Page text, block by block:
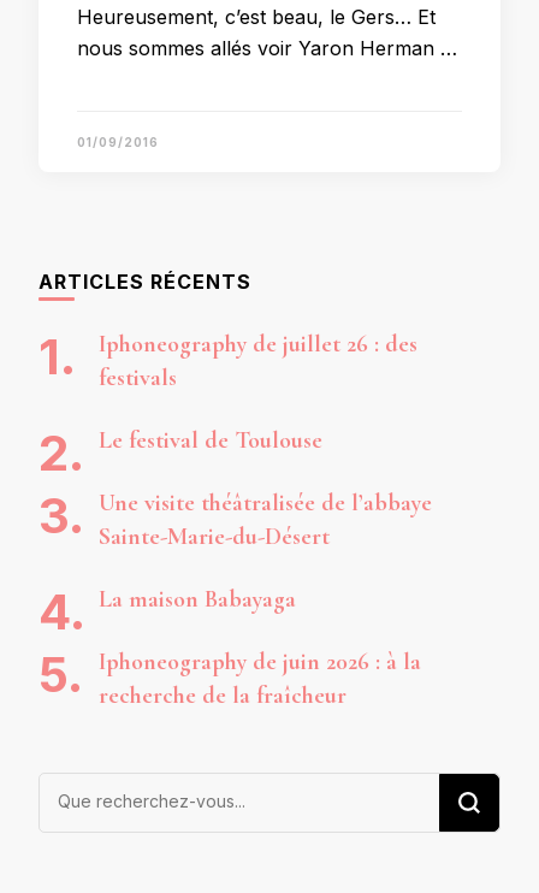
Heureusement, c’est beau, le Gers… Et
nous sommes allés voir Yaron Herman …
01/09/2016
ARTICLES RÉCENTS
Iphoneography de juillet 26 : des
festivals
Le festival de Toulouse
Une visite théâtralisée de l’abbaye
Sainte-Marie-du-Désert
La maison Babayaga
Iphoneography de juin 2026 : à la
recherche de la fraîcheur
Vous